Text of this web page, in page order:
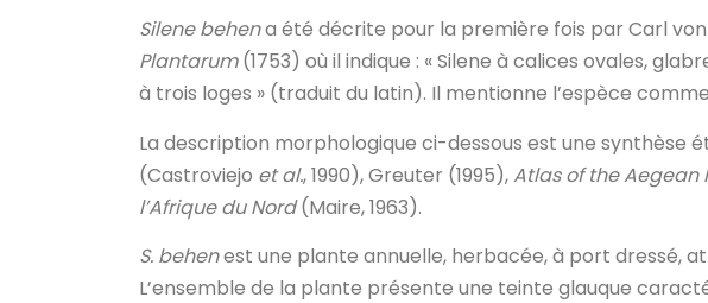
Silene behena été décrite pour la première fois par Carl von
Plantarum(1753) où il indique : « Silene à calices ovales,
à trois loges » (traduit du latin). Il mentionne l’espèce
La description morphologique ci-dessous est une synthèse
(Castroviejo et al., 1990), Greuter (1995),Atlas of the Aegean
l’Afrique du Nord(Maire, 1963).
S. behenest une plante annuelle, herbacée, à port dressé,
L’ensemble de la plante présente une teinte glauque